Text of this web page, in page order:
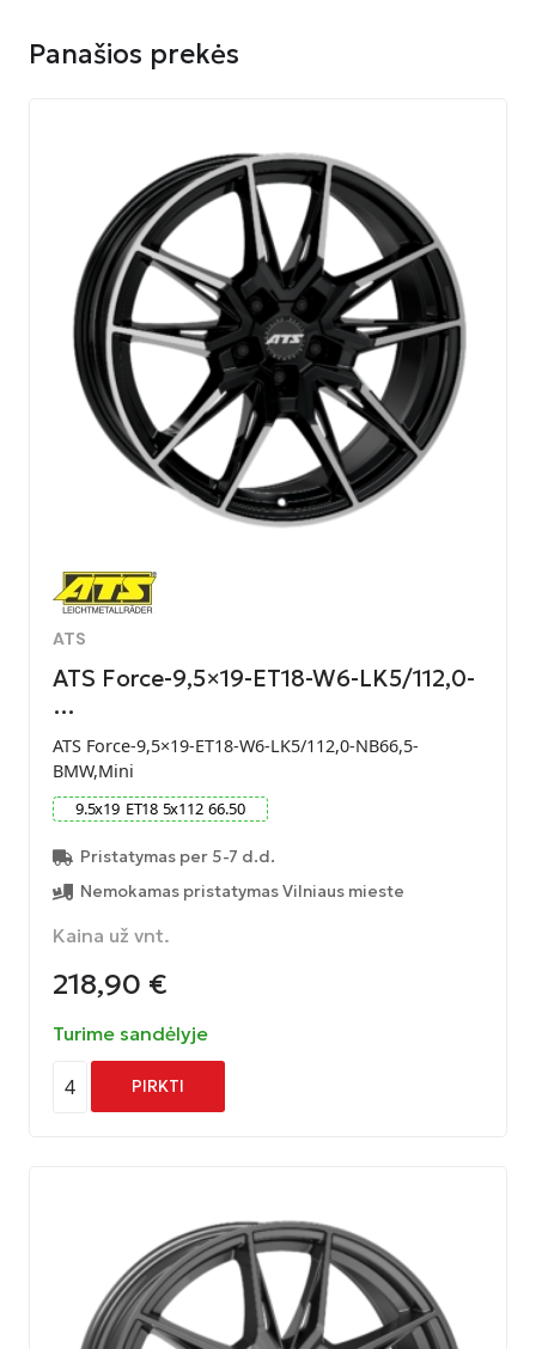
Panašios prekės
ATS
ATS Force-9,5×19-ET18-W6-LK5/112,0-
…
ATS Force-9,5×19-ET18-W6-LK5/112,0-NB66,5-
BMW,Mini
9.5x19 ET18 5x112 66.50
Pristatymas per 5-7 d.d.
Nemokamas pristatymas Vilniaus mieste
Kaina už vnt.
218,90 €
Turime sandėlyje
4 PIRKTI